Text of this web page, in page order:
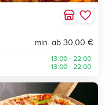
min. ab 30,00 €
13:00 - 22:00
13:00 - 22:00